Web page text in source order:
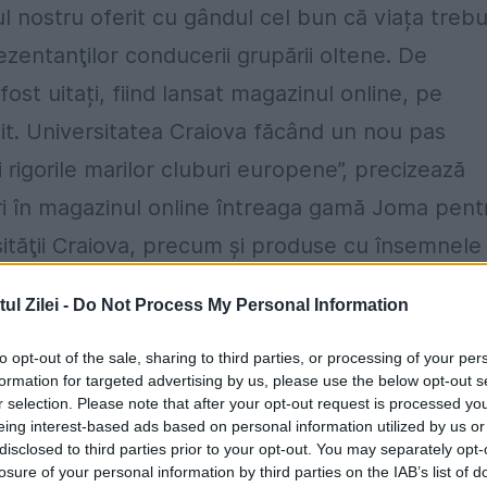
Zilei - Do Not Process My Personal Information
opt-out of the sale, sharing to third parties, or processing of your
for targeted advertising by us, please use the below opt-out
selection. Please note that after your opt-out request is processed
interest-based ads based on personal information utilized by us
to third parties prior to your opt-out. You may separately
of your personal information by third parties on the IAB’s list of
nostru oferit cu gândul cel bun că viața
conducerii grupării oltene. De
uitați, fiind lansat magazinul online, pe
Universitatea Craiova făcând un nou pas
marilor cluburi europene”, precizează
magazinul online întreaga gamă Joma
Craiova, precum şi produse cu însemnele
fularul Renaşterii sau globurile pentru
online al Universitatii Craiova. Cum era de
Craiova a obținut „victorii”, numărul fanilor
în turul acestui campionat, Universitatea
din Liga I. “Din ce în ce mai mulţi
fotbalului din Bănie. Am trăit și vom trăi în